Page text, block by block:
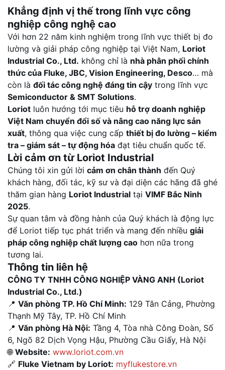
Khẳng định vị thế trong lĩnh vực công
nghiệp công nghệ cao
Với hơn 22 năm kinh nghiệm trong lĩnh vực thiết bị đo
lường và giải pháp công nghiệp tại Việt Nam, Loriot
Industrial Co., Ltd. không chỉ là nhà phân phối chính
thức của Fluke, JBC, Vision Engineering, Desco… mà
còn là đối tác công nghệ đáng tin cậy trong lĩnh vực
Semiconductor & SMT Solutions.
Loriot luôn hướng tới mục tiêu hỗ trợ doanh nghiệp
Việt Nam chuyển đổi số và nâng cao năng lực sản
xuất, thông qua việc cung cấp thiết bị đo lường – kiểm
tra – giám sát – tự động hóa đạt tiêu chuẩn quốc tế.
Lời cảm ơn từ Loriot Industrial
Chúng tôi xin gửi lời cảm ơn chân thành đến Quý
khách hàng, đối tác, kỹ sư và đại diện các hãng đã ghé
thăm gian hàng Loriot Industrial tại VIMF Bắc Ninh
2025.
Sự quan tâm và đồng hành của Quý khách là động lực
để Loriot tiếp tục phát triển và mang đến nhiều giải
pháp công nghiệp chất lượng cao hơn nữa trong
tương lai.
Thông tin liên hệ
CÔNG TY TNHH CÔNG NGHIỆP VÀNG ANH (Loriot
Industrial Co., Ltd.)
📍 Văn phòng TP. Hồ Chí Minh: 129 Tân Cảng, Phường
Thạnh Mỹ Tây, TP. Hồ Chí Minh
📍 Văn phòng Hà Nội: Tầng 4, Tòa nhà Công Đoàn, Số
6, Ngõ 82 Dịch Vọng Hậu, Phường Cầu Giấy, Hà Nội
🌐Website: www.loriot.com.vn
🔗 Fluke Vietnam by Loriot: myflukestore.vn